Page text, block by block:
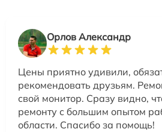
Орлов Александр
Цены приятно удивили,
рекомендовать друзьям.
свой монитор. Сразу видно,
ремонту с большим опытом
области. Спасибо за помощь!